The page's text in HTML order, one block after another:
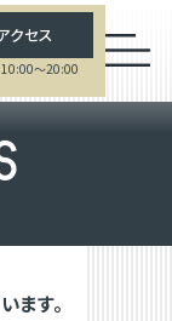
クセス
10:00～20:00
ます。